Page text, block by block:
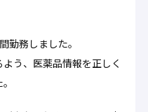
勤務しました。
う、医薬品情報を正しく